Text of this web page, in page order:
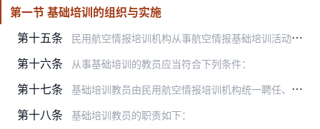
第一节 基础培训的组织与实施
第十五条
民用航空情报培训机构从事航空情报基础培训活动，应当符合下列条件：
第十六条 从事基础培训的教员应当符合下列条件：
第十七条 基础培训教员由民用航空情报培训机构统一聘任、管理。民用航空情报培训机构应当及时将教员聘任情况报民航局和所在地区管理局备案。
第十八条 基础培训教员的职责如下：